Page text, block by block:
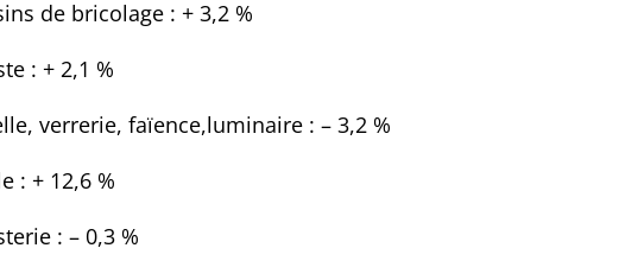
de bricolage : + 3,2 %
: + 2,1 %
verrerie, faïence,luminaire : – 3,2 %
: + 12,6 %
: – 0,3 %